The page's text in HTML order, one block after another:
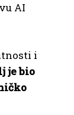
AI
i
je bio